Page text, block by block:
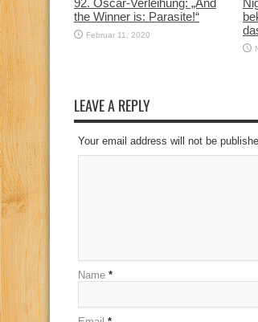
the Winner is: Parasite!“
Februar 11, 2020
LEAVE A REPLY
Your email address will not be
Name *